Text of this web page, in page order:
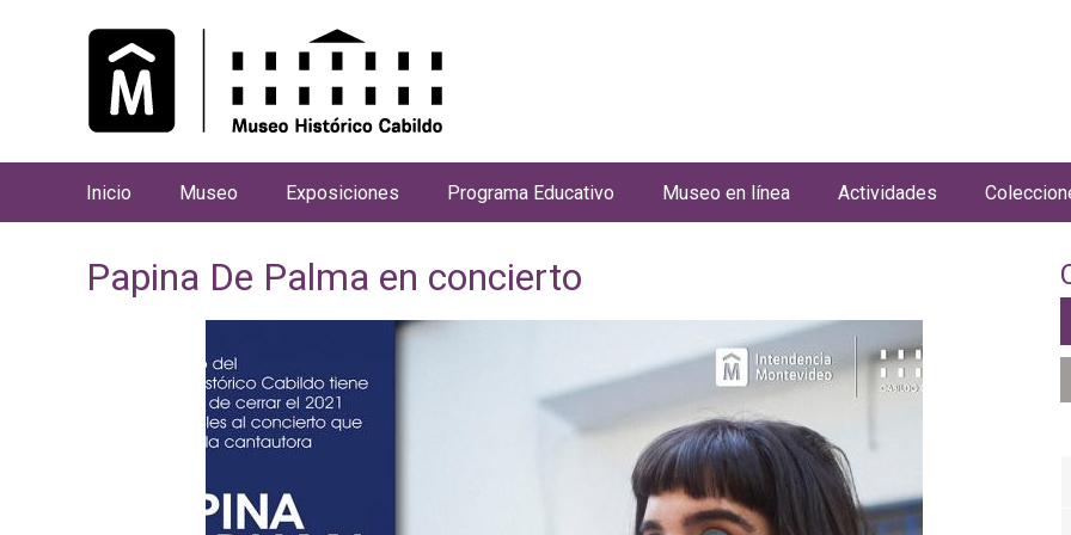
Papina De Palma en concierto
n
Inicio Museo Exposiciones Programa Educativo Museo en línea Actividades